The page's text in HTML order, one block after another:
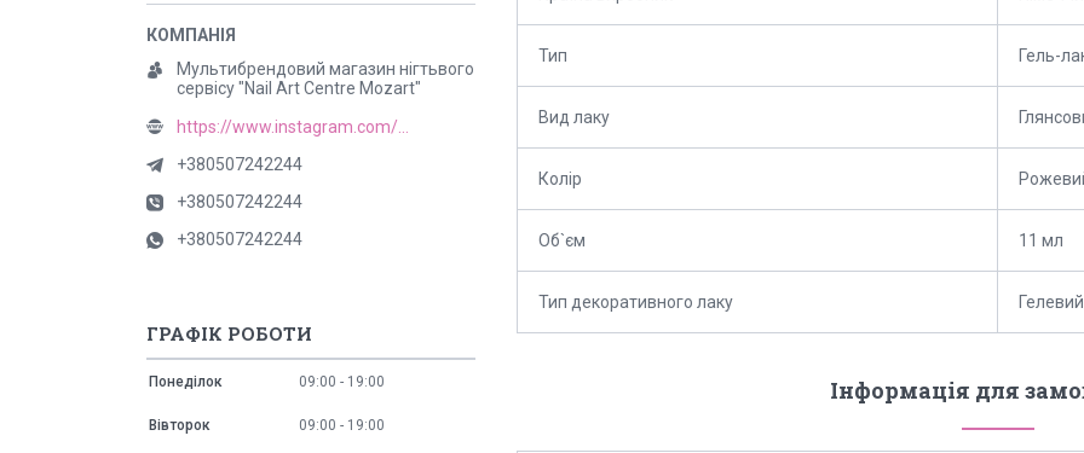
Тип Гель-
Вид лаку
Колір
Об`єм 11 мл
Тип декоративного лаку Гелевий
Інформація для
Мультибрендовий магазин нігтьвого
сервісу "Nail Art Centre Mozart"
https://www.instagram.com/mozart_nail
+380507242244
+380507242244
+380507242244
ГРАФІК РОБОТИ
Понеділок 09:00 19:00
Вівторок 09:00 19:00